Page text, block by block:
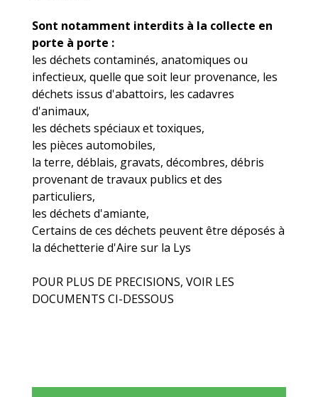
Sont notamment interdits à la collecte en
porte à porte :
les déchets contaminés, anatomiques ou
infectieux, quelle que soit leur provenance, les
déchets issus d'abattoirs, les cadavres
d'animaux,
les déchets spéciaux et toxiques,
les pièces automobiles,
la terre, déblais, gravats, décombres, débris
provenant de travaux publics et des
particuliers,
les déchets d'amiante,
Certains de ces déchets peuvent être déposés à
la déchetterie d'Aire sur la Lys
POUR PLUS DE PRECISIONS, VOIR LES
DOCUMENTS CI-DESSOUS